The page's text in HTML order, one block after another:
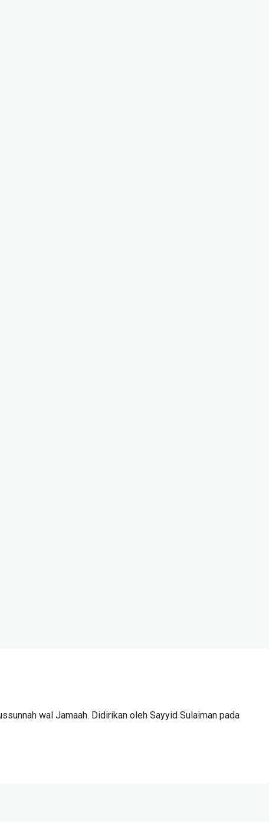
wal Jamaah. Didirikan oleh Sayyid Sulaiman pada